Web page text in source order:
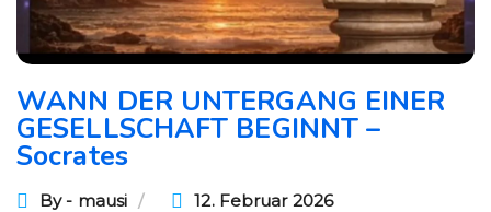
WANN DER UNTERGANG EINER
GESELLSCHAFT BEGINNT –
Socrates
By - mausi 12. Februar 2026